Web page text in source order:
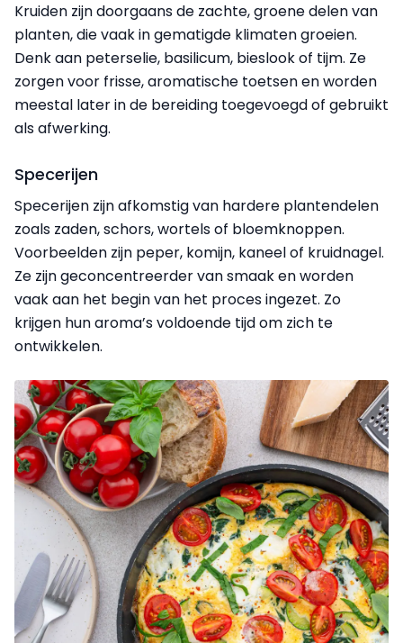
Kruiden zijn doorgaans de zachte, groene delen van
planten, die vaak in gematigde klimaten groeien.
Denk aan peterselie, basilicum, bieslook of tijm. Ze
zorgen voor frisse, aromatische toetsen en worden
meestal later in de bereiding toegevoegd of gebruikt
als afwerking.
Specerijen
Specerijen zijn afkomstig van hardere plantendelen
zoals zaden, schors, wortels of bloemknoppen.
Voorbeelden zijn peper, komijn, kaneel of kruidnagel.
Ze zijn geconcentreerder van smaak en worden
vaak aan het begin van het proces ingezet. Zo
krijgen hun aroma’s voldoende tijd om zich te
ontwikkelen.